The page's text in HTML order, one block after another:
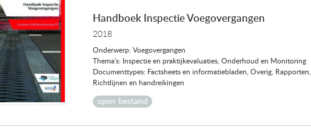
Handboek Inspectie Voegovergangen
2018
Onderwerp: Voegovergangen
Thema's: Inspectie en praktijkevaluaties, Onderhoud en Monitoring
Documenttypes: Factsheets en informatiebladen, Overig, Rapporten,
Richtlijnen en handreikingen
open bestand